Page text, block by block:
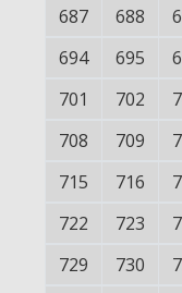
687
688
694
695
701
702
708
709
715
716
722
723
729
730